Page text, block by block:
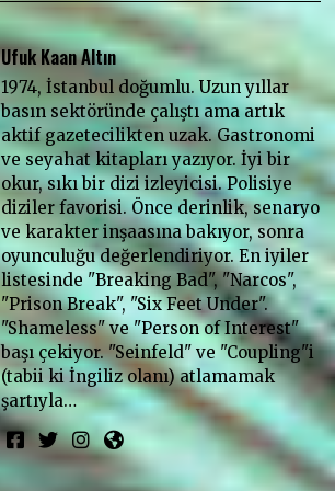
Ufuk Kaan Altın
1974, İstanbul doğumlu. Uzun yıllar
basın sektöründe çalıştı ama artık
aktif gazetecilikten uzak. Gastronomi
ve seyahat kitapları yazıyor. İyi bir
okur, sıkı bir dizi izleyicisi. Polisiye
diziler favorisi. Önce derinlik, senaryo
ve karakter inşaasına bakıyor, sonra
oyunculuğu değerlendiriyor. En iyiler
listesinde "Breaking Bad", "Narcos",
"Prison Break", "Six Feet Under".
"Shameless" ve "Person of Interest"
başı çekiyor. "Seinfeld" ve "Coupling"i
(tabii ki İngiliz olanı) atlamamak
şartıyla…